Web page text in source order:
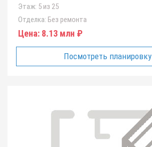
Этаж: 5 из 25
Отделка: Без ремонта
Цена: 8.13 млн ₽
Посмотреть планировку